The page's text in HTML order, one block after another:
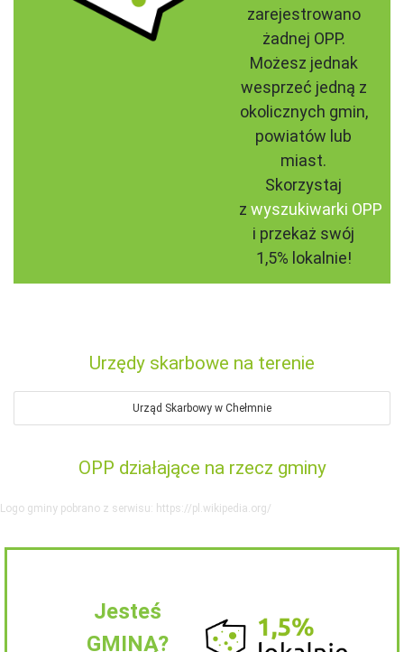
zarejestrowano
żadnej OPP.
Możesz jednak
wesprzeć jedną z
okolicznych gmin,
powiatów lub
miast.
Skorzystaj
z wyszukiwarki OPP
i przekaż swój
1,5% lokalnie!
Urzędy skarbowe na terenie
Urząd Skarbowy w Chełmnie
OPP działające na rzecz gminy
Logo gminy pobrano z serwisu: https://pl.wikipedia.org/
Jesteś
GMINĄ?